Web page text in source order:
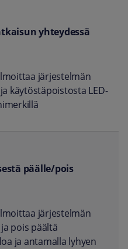
yhteydessä
järjestelmän
käytöstäpoistosta LED-
päälle/pois
järjestelmän
pois päältä
ja antamalla lyhyen